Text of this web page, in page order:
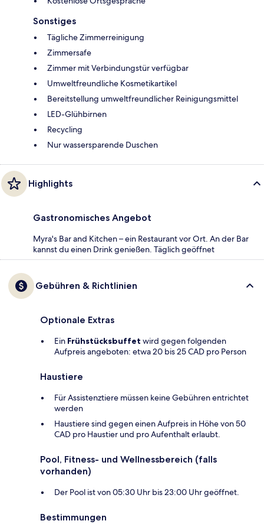
Sonstiges
Tägliche Zimmerreinigung
Zimmersafe
Zimmer mit Verbindungstür verfügbar
Umweltfreundliche Kosmetikartikel
Bereitstellung umweltfreundlicher Reinigungsmittel
LED-Glühbirnen
Recycling
Nur wassersparende Duschen
Highlights
Gastronomisches Angebot
Myra's Bar and Kitchen – ein Restaurant vor Ort. An der Bar
kannst du einen Drink genießen. Täglich geöffnet
Gebühren & Richtlinien
Optionale Extras
Ein Frühstücksbuffet wird gegen folgenden
Aufpreis angeboten: etwa 20 bis 25 CAD pro Person
Haustiere
Für Assistenztiere müssen keine Gebühren entrichtet
werden
Haustiere sind gegen einen Aufpreis in Höhe von 50
CAD pro Haustier und pro Aufenthalt erlaubt.
Pool, Fitness- und Wellnessbereich (falls
vorhanden)
Der Pool ist von 05:30 Uhr bis 23:00 Uhr geöffnet.
Bestimmungen